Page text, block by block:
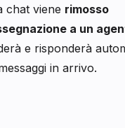
chat viene rimosso
a un
e risponderà
in arrivo.